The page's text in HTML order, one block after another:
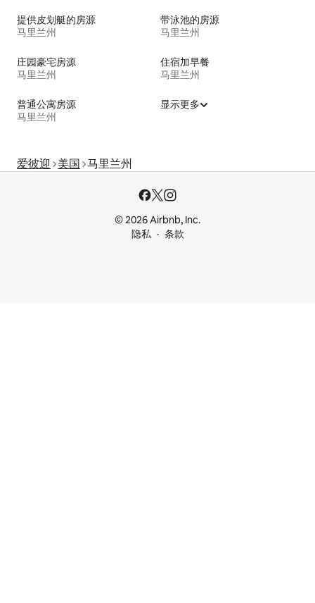
提供皮划艇的房源
马里兰州
带泳池的房源
马里兰州
庄园豪宅房源
马里兰州
住宿加早餐
马里兰州
普通公寓房源
马里兰州
显示更多
爱彼迎 美国 马里兰州
© 2026 Airbnb, Inc.
隐私
条款